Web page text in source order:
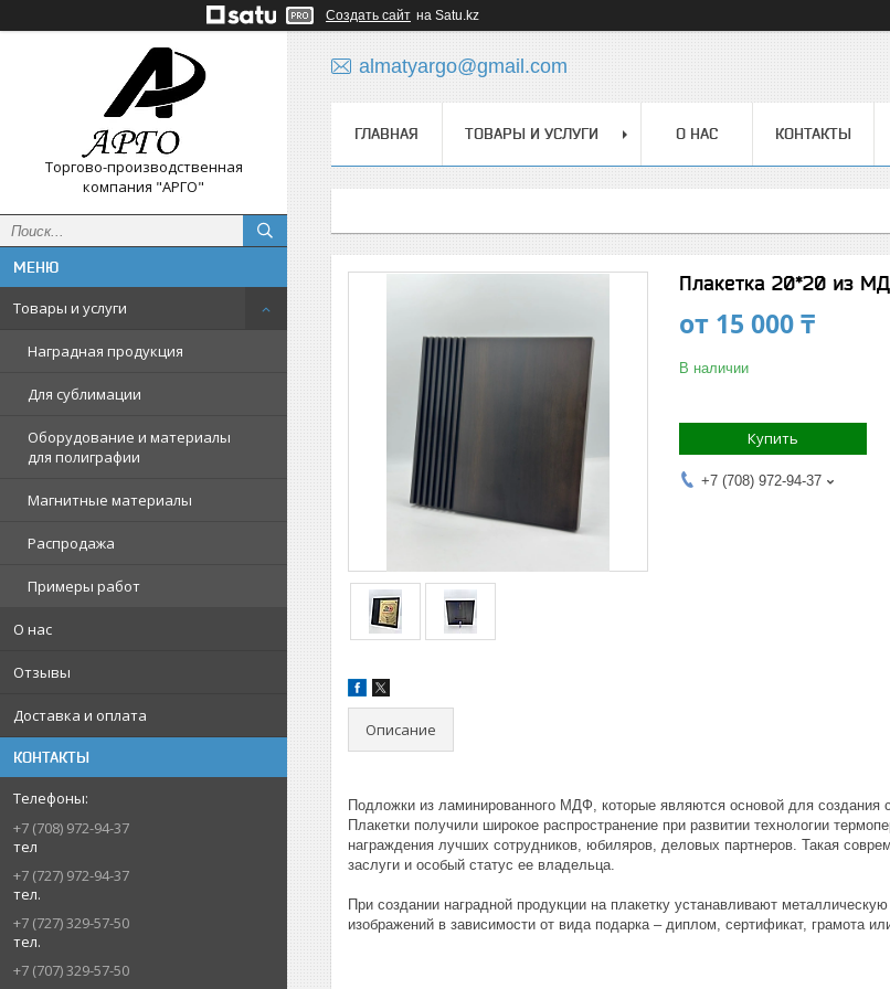
Создать сайт на Satu.kz
Торгово-производственная
компания "АРГО"
Товары и услуги
Наградная продукция
Для сублимации
Оборудование и материалы
для полиграфии
Магнитные материалы
Распродажа
Примеры работ
О нас
Отзывы
Доставка и оплата
КОНТАКТЫ
+7 (708) 972-94-37
тел
+7 (727) 972-94-37
тел.
+7 (727) 329-57-50
тел.
+7 (707) 329-57-50
almatyargo@gmail.com
ГЛАВНАЯ ТОВАРЫ И УСЛУГИ О НАС КОНТАКТЫ
Плакетка 20*20 из
от 15 000 ₸
В наличии
Купить
+7 (708) 972-94-37
Описание
Подложки из ламинированного МДФ, которые являются основой для создания
Плакетки получили широкое распространение при развитии технологии
награждения лучших сотрудников, юбиляров, деловых партнеров. Такая
заслуги и особый статус ее владельца.
При создании наградной продукции на плакетку устанавливают
изображений в зависимости от вида подарка – диплом, сертификат, грамота